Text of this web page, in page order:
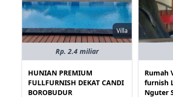
Villa
Rp. 2.4 miliar
HUNIAN PREMIUM
FULLFURNISH DEKAT CANDI
BOROBUDUR
Rumah
furnish
Nguter